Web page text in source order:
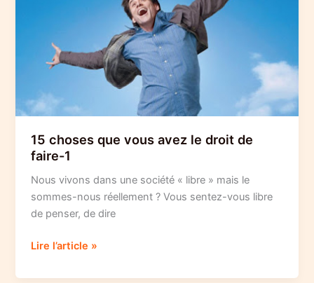
15 choses que vous avez le droit de
faire-1
Nous vivons dans une société « libre » mais le
sommes-nous réellement ? Vous sentez-vous libre
de penser, de dire
15
que
Lire l’article »